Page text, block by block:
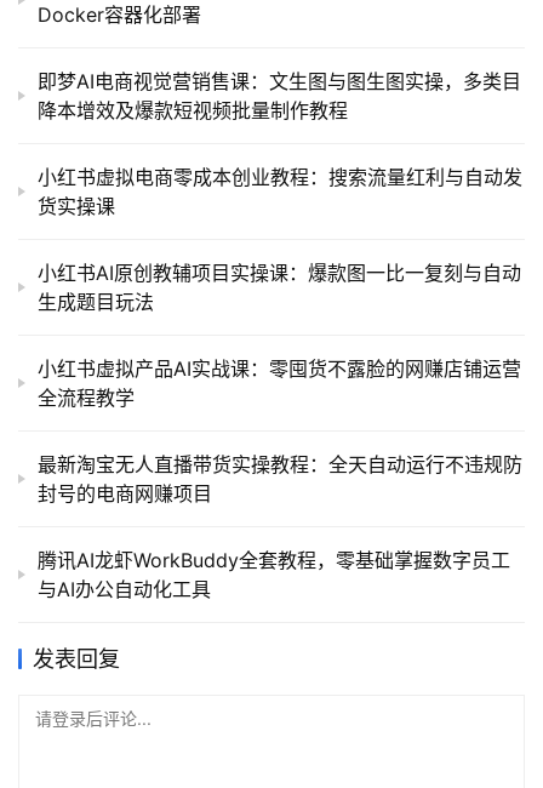
Docker容器化部署
即梦AI电商视觉营销售课：文生图与图生图实操，多类目
降本增效及爆款短视频批量制作教程
小红书虚拟电商零成本创业教程：搜索流量红利与自动发
货实操课
小红书AI原创教辅项目实操课：爆款图一比一复刻与自动
生成题目玩法
小红书虚拟产品AI实战课：零囤货不露脸的网赚店铺运营
全流程教学
最新淘宝无人直播带货实操教程：全天自动运行不违规防
封号的电商网赚项目
腾讯AI龙虾WorkBuddy全套教程，零基础掌握数字员工
与AI办公自动化工具
发表回复
请登录后评论...